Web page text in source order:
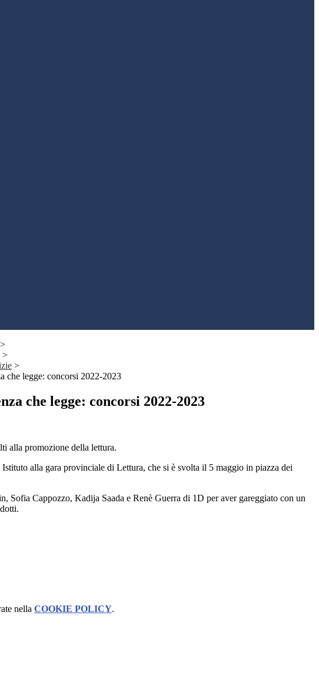
>
>
>
che legge: concorsi 2022-2023
che legge: concorsi 2022-2023
alla promozione della lettura.
alla gara provinciale di Lettura, che si è svolta il 5 maggio in piazza dei
Cappozzo, Kadija Saada e Renè Guerra di 1D per aver gareggiato con un
nella COOKIE POLICY.